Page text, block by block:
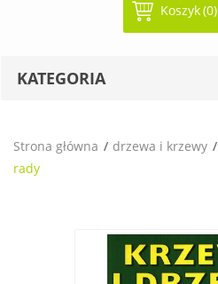
Koszyk(0)
KATEGORIA
Strona główna drzewa i krzewy
rady